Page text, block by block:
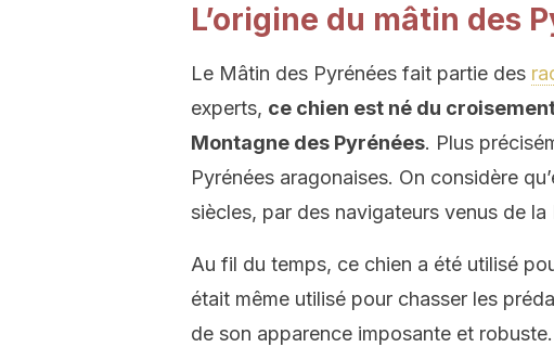
L’origine du mâtin des
Le Mâtin des Pyrénées fait partie des
experts, ce chien est né du
Montagne des Pyrénées. Plus
Pyrénées aragonaises. On considère
siècles, par des navigateurs venus de la
Au fil du temps, ce chien a été utilisé
était même utilisé pour chasser les
de son apparence imposante et